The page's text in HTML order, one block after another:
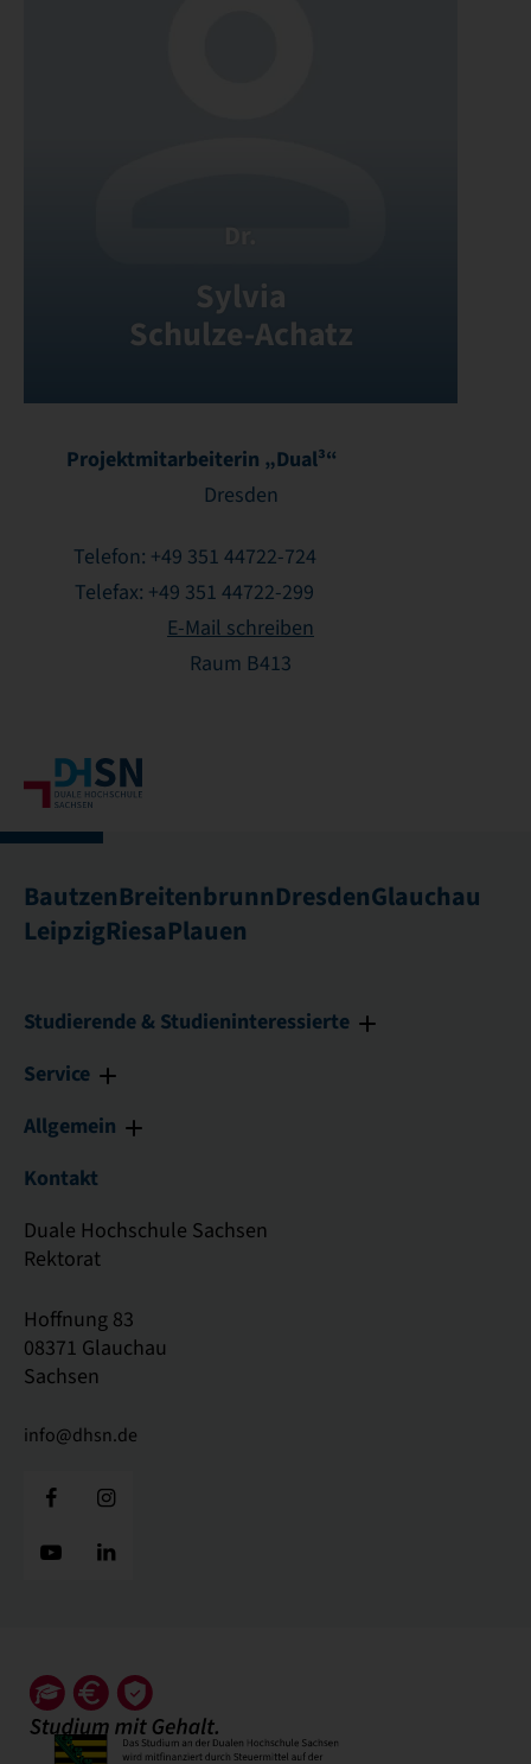
Sylvia
Schulze-Achatz
Projektmitarbeiterin „Dual³“
Dresden
Telefon: +49 351 44722-724
Telefax: +49 351 44722-299
E-Mail schreiben
Raum B413
BautzenBreitenbrunnDresdenGlauchau
LeipzigRiesaPlauen
Studierende & Studieninteressierte
Service
Allgemein
Kontakt
Duale Hochschule Sachsen
Rektorat
Hoffnung 83
08371 Glauchau
Sachsen
info@dhsn.de